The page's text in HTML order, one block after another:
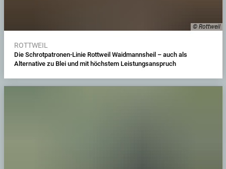
© Rottweil
ROTTWEIL
Die Schrotpatronen-Linie Rottweil Waidmannsheil – auch als
Alternative zu Blei und mit höchstem Leistungsanspruch